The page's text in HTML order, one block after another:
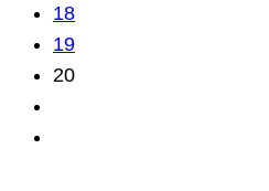
18
19
20